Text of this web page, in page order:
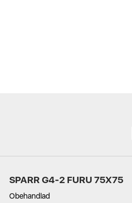
SPARR G4-2 FURU 75X75
Obehandlad